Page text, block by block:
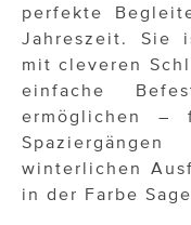
perfekte
Jahreszeit. Sie
mit cleveren
einfache
ermöglichen –
winterlichen
in der Farbe